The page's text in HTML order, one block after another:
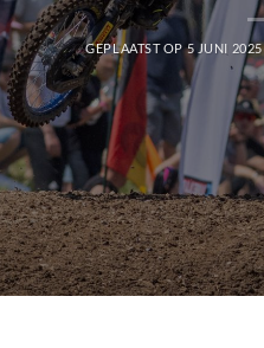
GEPLAATST OP5 JUNI 2025